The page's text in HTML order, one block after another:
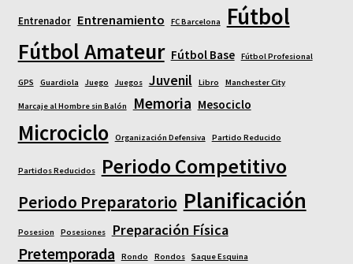
Entrenador Entrenamiento FC Barcelona Fútbol
Fútbol Amateur Fútbol Base Fútbol Profesional
GPS Guardiola Juego Juegos Juvenil Libro Manchester City
Marcaje al Hombre sin Balón Memoria Mesociclo
Microciclo Organización Defensiva Partido Reducido
Partidos Reducidos Periodo Competitivo
Periodo Preparatorio Planificación
Posesion Posesiones Preparación Física
Pretemporada Rondo Rondos
Saque Esquina